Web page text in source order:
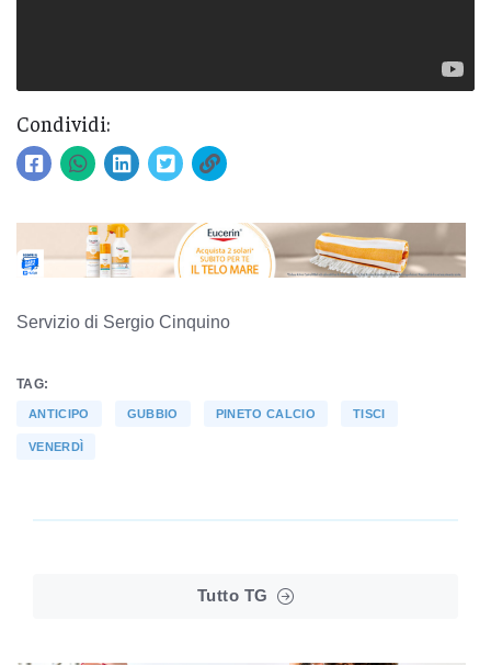
Condividi:
Servizio di Sergio Cinquino
TAG:
ANTICIPO GUBBIO PINETO CALCIO TISCI
VENERDÌ
Tutto TG